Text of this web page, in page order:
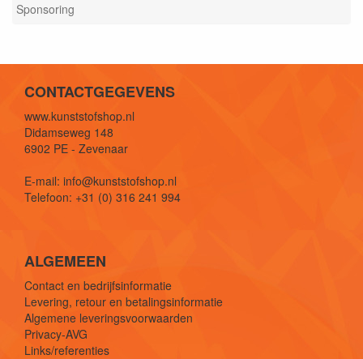
Sponsoring
CONTACTGEGEVENS
www.kunststofshop.nl
Didamseweg 148
6902 PE - Zevenaar
E-mail: info@kunststofshop.nl
Telefoon: +31 (0) 316 241 994
ALGEMEEN
Contact en bedrijfsinformatie
Levering, retour en betalingsinformatie
Algemene leveringsvoorwaarden
Privacy-AVG
Links/referenties